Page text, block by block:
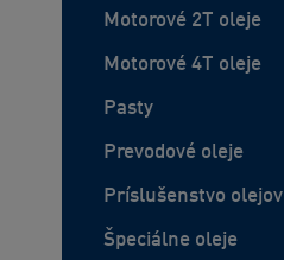
Motorové 2T oleje
Motorové 4T oleje
Pasty
Prevodové oleje
Príslušenstvo olejov
Špeciálne oleje